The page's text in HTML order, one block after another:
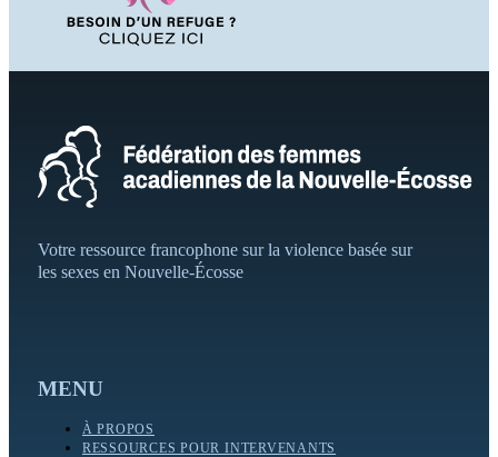
Votre ressource francophone sur la violence basée sur
les sexes en Nouvelle-Écosse
MENU
À PROPOS
RESSOURCES POUR INTERVENANTS